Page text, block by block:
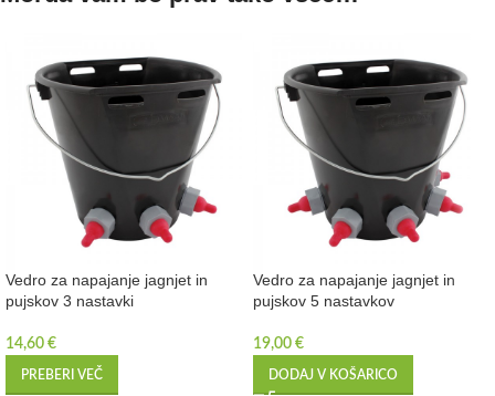
Vedro za napajanje jagnjet in
pujskov 3 nastavki
14,60 €
PREBERI VEČ
Vedro za napajanje jagnjet in
pujskov 5 nastavkov
19,00 €
DODAJ V KOŠARICO